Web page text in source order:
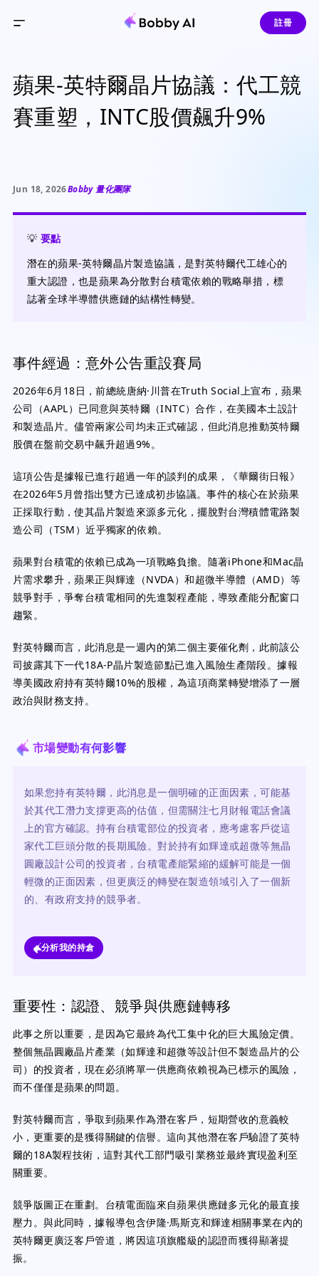
註冊
蘋果-英特爾晶片協議：代工競
賽重塑，INTC股價飆升9%
Jun 18, 2026Bobby 量化團隊
💡 要點
潛在的蘋果-英特爾晶片製造協議，是對英特爾代工雄心的
重大認證，也是蘋果為分散對台積電依賴的戰略舉措，標
誌著全球半導體供應鏈的結構性轉變。
事件經過：意外公告重設賽局
2026年6月18日，前總統唐納·川普在Truth Social上宣布，蘋果
公司（AAPL）已同意與英特爾（INTC）合作，在美國本土設計
和製造晶片。儘管兩家公司均未正式確認，但此消息推動英特爾
股價在盤前交易中飆升超過9%。
這項公告是據報已進行超過一年的談判的成果，《華爾街日報》
在2026年5月曾指出雙方已達成初步協議。事件的核心在於蘋果
正採取行動，使其晶片製造來源多元化，擺脫對台灣積體電路製
造公司（TSM）近乎獨家的依賴。
蘋果對台積電的依賴已成為一項戰略負擔。隨著iPhone和Mac晶
片需求攀升，蘋果正與輝達（NVDA）和超微半導體（AMD）等
競爭對手，爭奪台積電相同的先進製程產能，導致產能分配窗口
趨緊。
對英特爾而言，此消息是一週內的第二個主要催化劑，此前該公
司披露其下一代18A-P晶片製造節點已進入風險生產階段。據報
導美國政府持有英特爾10%的股權，為這項商業轉變增添了一層
政治與財務支持。
市場變動有何影響
如果您持有英特爾，此消息是一個明確的正面因素，可能基
於其代工潛力支撐更高的估值，但需關注七月財報電話會議
上的官方確認。持有台積電部位的投資者，應考慮客戶從這
家代工巨頭分散的長期風險。對於持有如輝達或超微等無晶
圓廠設計公司的投資者，台積電產能緊縮的緩解可能是一個
輕微的正面因素，但更廣泛的轉變在製造領域引入了一個新
的、有政府支持的競爭者。
分析我的持倉
重要性：認證、競爭與供應鏈轉移
此事之所以重要，是因為它最終為代工集中化的巨大風險定價。
整個無晶圓廠晶片產業（如輝達和超微等設計但不製造晶片的公
司）的投資者，現在必須將單一供應商依賴視為已標示的風險，
而不僅僅是蘋果的問題。
對英特爾而言，爭取到蘋果作為潛在客戶，短期營收的意義較
小，更重要的是獲得關鍵的信譽。這向其他潛在客戶驗證了英特
爾的18A製程技術，這對其代工部門吸引業務並最終實現盈利至
關重要。
競爭版圖正在重劃。台積電面臨來自蘋果供應鏈多元化的最直接
壓力。與此同時，據報導包含伊隆·馬斯克和輝達相關事業在內的
英特爾更廣泛客戶管道，將因這項旗艦級的認證而獲得顯著提
振。